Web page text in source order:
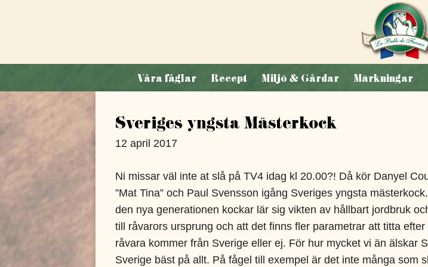
Belle
France
Våra fåglar Recept Miljö & Gårdar Märkningar
Sveriges yngsta Mästerkock
12 april 2017
Ni missar väl inte at slå på TV4 idag kl 20.00?! Då kör Danyel
”Mat Tina” och Paul Svensson igång Sveriges yngsta
den nya generationen kockar lär sig vikten av hållbart jordbruk
till råvarors ursprung och att det finns fler parametrar att titta
råvara kommer från Sverige eller ej. För hur mycket vi än älskar
Sverige bäst på allt. På fågel till exempel är det inte många som